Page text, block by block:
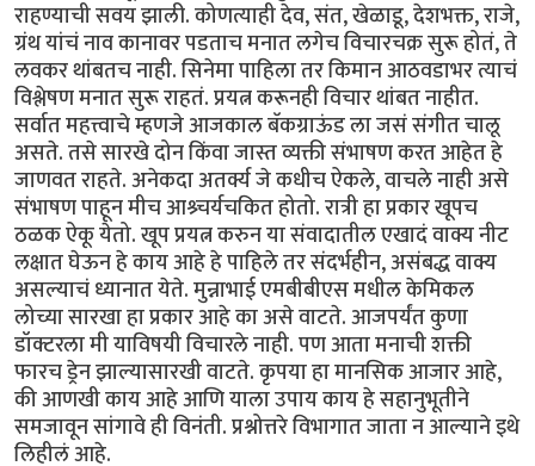
राहण्याची सवय झाली. कोणत्याही देव, संत, खेळाडू, देशभक्त, राजे,
ग्रंथ यांचं नाव कानावर पडताच मनात लगेच विचारचक्र सुरू होतं, ते
लवकर थांबतच नाही. सिनेमा पाहिला तर किमान आठवडाभर त्याचं
विश्लेषण मनात सुरू राहतं. प्रयत्न करूनही विचार थांबत नाहीत.
सर्वात महत्त्वाचे म्हणजे आजकाल बॅकग्राऊंड ला जसं संगीत चालू
असते. तसे सारखे दोन किंवा जास्त व्यक्ती संभाषण करत आहेत हे
जाणवत राहते. अनेकदा अतर्क्य जे कधीच ऐकले, वाचले नाही असे
संभाषण पाहून मीच आश्र्चर्यचकित होतो. रात्री हा प्रकार खूपच
ठळक ऐकू येतो. खूप प्रयत्न करुन या संवादातील एखादं वाक्य नीट
लक्षात घेऊन हे काय आहे हे पाहिले तर संदर्भहीन, असंबद्ध वाक्य
असल्याचं ध्यानात येते. मुन्नाभाई एमबीबीएस मधील केमिकल
लोच्या सारखा हा प्रकार आहे का असे वाटते. आजपर्यंत कुणा
डॉक्टरला मी याविषयी विचारले नाही. पण आता मनाची शक्ती
फारच ड्रेन झाल्यासारखी वाटते. कृपया हा मानसिक आजार आहे,
की आणखी काय आहे आणि याला उपाय काय हे सहानुभूतीने
समजावून सांगावे ही विनंती. प्रश्नोत्तरे विभागात जाता न आल्याने इथे
लिहीलं आहे.